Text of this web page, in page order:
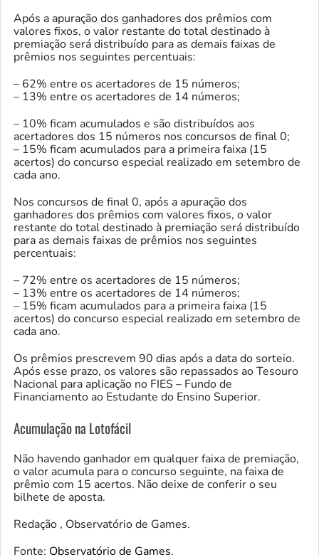
Após a apuração dos ganhadores dos prêmios com
valores fixos, o valor restante do total destinado à
premiação será distribuído para as demais faixas de
prêmios nos seguintes percentuais:
– 62% entre os acertadores de 15 números;
– 13% entre os acertadores de 14 números;
– 10% ficam acumulados e são distribuídos aos
acertadores dos 15 números nos concursos de final 0;
– 15% ficam acumulados para a primeira faixa (15
acertos) do concurso especial realizado em setembro de
cada ano.
Nos concursos de final 0, após a apuração dos
ganhadores dos prêmios com valores fixos, o valor
restante do total destinado à premiação será distribuído
para as demais faixas de prêmios nos seguintes
percentuais:
– 72% entre os acertadores de 15 números;
– 13% entre os acertadores de 14 números;
– 15% ficam acumulados para a primeira faixa (15
acertos) do concurso especial realizado em setembro de
cada ano.
Os prêmios prescrevem 90 dias após a data do sorteio.
Após esse prazo, os valores são repassados ao Tesouro
Nacional para aplicação no FIES – Fundo de
Financiamento ao Estudante do Ensino Superior.
Acumulação na Lotofácil
Não havendo ganhador em qualquer faixa de premiação,
o valor acumula para o concurso seguinte, na faixa de
prêmio com 15 acertos. Não deixe de conferir o seu
bilhete de aposta.
Redação , Observatório de Games.
Fonte: Observatório de Games.